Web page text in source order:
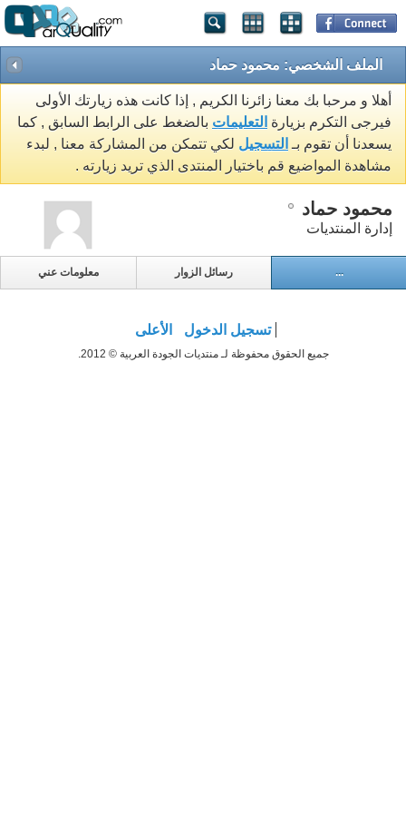
الملف الشخصي: محمود حماد
أهلا و مرحبا بك معنا زائرنا الكريم , إذا كانت هذه زيارتك الأولى
فيرجى التكرم بزيارة التعليمات بالضغط على الرابط السابق , كما
يسعدنا أن تقوم بـ التسجيل لكي تتمكن من المشاركة معنا , لبدء
مشاهدة المواضيع قم باختيار المنتدى الذي تريد زيارته .
محمود حماد
إدارة المنتديات
معلومات عني رسائل الزوار ...
تسجيل الدخول الأعلى
جميع الحقوق محفوظة لـ منتديات الجودة العربية © 2012.